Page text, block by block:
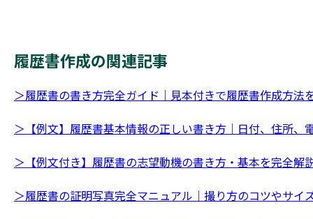
履歴書作成の関連記事
＞履歴書の書き方完全ガイド｜見本付きで履歴書作成方法
＞【例文】履歴書基本情報の正しい書き方｜日付、住所、
＞【例文付き】履歴書の志望動機の書き方・基本を完全解
＞履歴書の証明写真完全マニュアル｜撮り方のコツやサ